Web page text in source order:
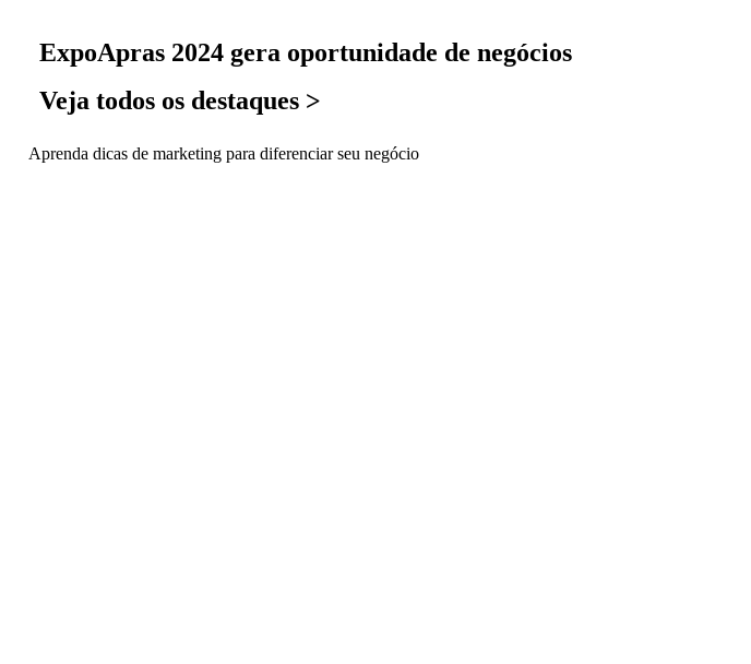
ExpoApras 2024 gera oportunidade de negócios
Veja todos os destaques >
Aprenda dicas de marketing para diferenciar seu negócio